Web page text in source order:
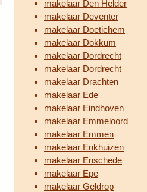
makelaar Den Helder
makelaar Deventer
makelaar Doetichem
makelaar Dokkum
makelaar Dordrecht
makelaar Dordrecht
makelaar Drachten
makelaar Ede
makelaar Eindhoven
makelaar Emmeloord
makelaar Emmen
makelaar Enkhuizen
makelaar Enschede
makelaar Epe
makelaar Geldrop